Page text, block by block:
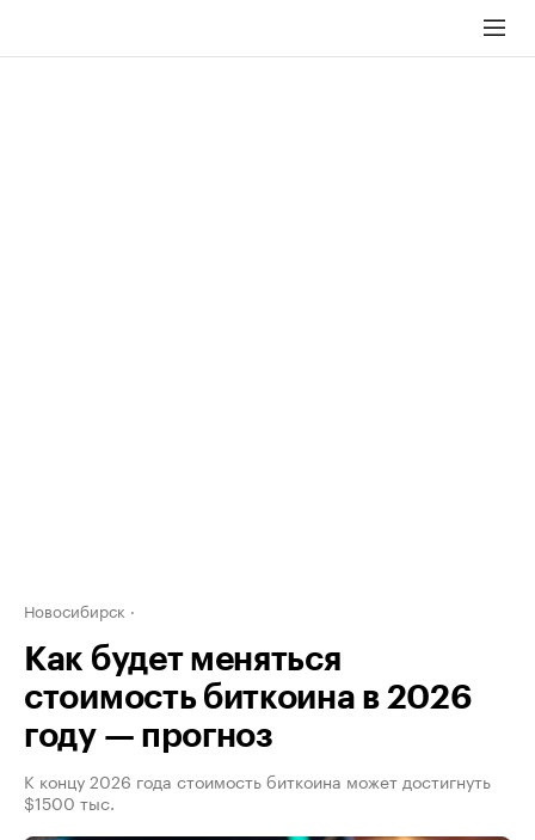
Новосибирск
Как будет меняться
стоимость биткоина в 2026
году — прогноз
К концу 2026 года стоимость биткоина может достигнуть
$1500 тыс.